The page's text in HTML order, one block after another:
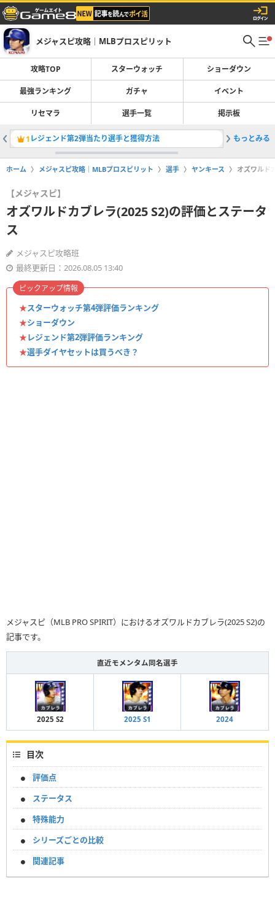
メジャスピ攻略｜MLBプロスピリット
攻略TOP スターウォッチ ショーダウン
最強ランキング ガチャ イベント
リセマラ 選手一覧 掲示板
1 レジェンド第2弾当たり選手と獲得方法 2最強選
もっとみる
ホーム メジャスピ攻略｜MLBプロスピリット 選手 ヤンキース オズワルド
【メジャスピ】
オズワルドカブレラ(2025 S2)の評価とステータ
ス
メジャスピ攻略班
最終更新日：2026.08.05 13:40
★スターウォッチ第4弾評価ランキング
★ショーダウン
★レジェンド第2弾評価ランキング
★選手ダイヤセットは買うべき？
ピックアップ情報
メジャスピ（MLB PRO SPIRIT）におけるオズワルドカブレラ(2025 S2)の
記事です。
直近モメンタム同名選手
2025 S2 2025 S1 2024
目次
評価点
ステータス
特殊能力
シリーズごとの比較
関連記事